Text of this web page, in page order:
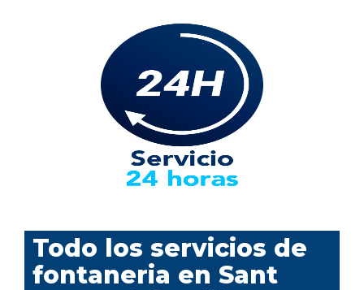
Todo los servicios de
fontaneria en Sant